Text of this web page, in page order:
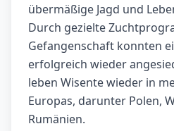
übermäßige Jagd und
Durch gezielte
Gefangenschaft konnten
erfolgreich wieder
leben Wisente wieder in
Europas, darunter Polen,
Rumänien.